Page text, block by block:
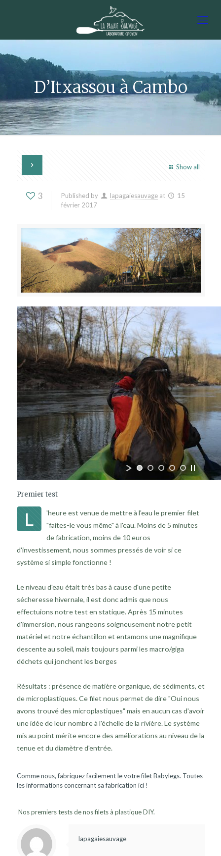
D’Itxassou à Cambo
Show all
3 Published by lapagaiesauvage at
15
février 2017
Premier test
L
'heure est venue de mettre à l'eau le premier filet
"faites-le vous même" à l'eau. Moins de 5 minutes
de fabrication, moins de 10 euros
d'investissement, nous sommes pressés de voir si ce
système si simple fonctionne !
Le niveau d'eau était très bas à cause d'une petite
sécheresse hivernale, il est donc admis que nous
effectuions notre test en statique. Après 15 minutes
d'immersion, nous rangeons soigneusement notre petit
matériel et notre échantillon et entamons une magnifique
descente au soleil, mais toujours parmi les macro/giga
déchets qui jonchent les berges
Résultats : présence de matière organique, de sédiments, et
de microplastiques. Ce filet nous permet de dire "Oui nous
avons trouvé des microplastiques" mais en aucun cas d'avoir
une idée de leur nombre à l'échelle de la rivière. Le système
mis au point mérite encore des améliorations au niveau de la
tenue et du diamètre d'entrée.
Comme nous, fabriquez facilement le votre filet Babylegs. Toutes
les informations concernant sa fabrication ici!
Nos premiers tests de nos filets à plastique DIY.
lapagaiesauvage